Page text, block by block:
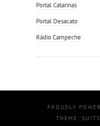
Portal Catarinas
Portal Desacato
Rádio Campeche
PROUDLY
THEME: